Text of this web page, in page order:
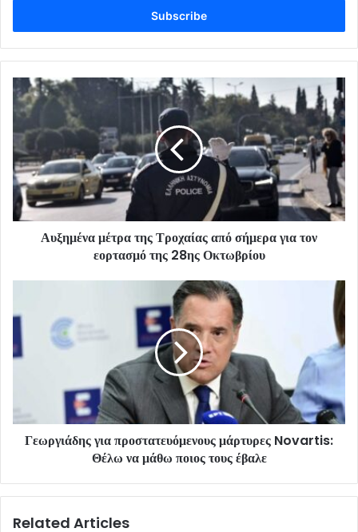
Αυξημένα μέτρα της Τροχαίας από σήμερα για τον
εορτασμό της 28ης Οκτωβρίου
Γεωργιάδης για προστατευόμενους μάρτυρες Novartis:
Θέλω να μάθω ποιος τους έβαλε
Related Articles